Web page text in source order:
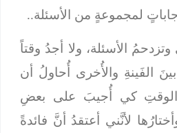
لمجموعةٍ من الأسئلة..
الأسئلة، ولا أجدُ وقتاً
الفَينةِ والأُخرى أُحاولُ أن
كي أُجيبَ على بعضِ
لأنَّني أعتقدُ أنَّ فائدةً